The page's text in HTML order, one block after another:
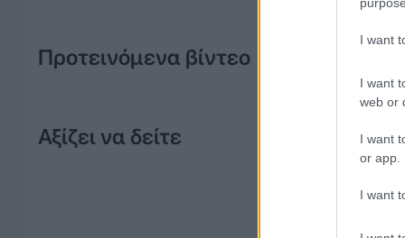
I want
I want
web or
I want
or app.
I want
Προτεινόμενα βίντεο
Αξίζει να δείτε